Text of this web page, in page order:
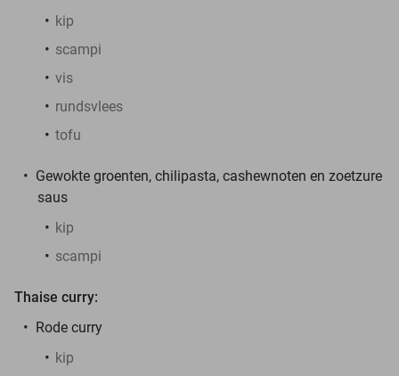
kip
scampi
vis
rundsvlees
tofu
Gewokte groenten, chilipasta, cashewnoten en zoetzure
saus
kip
scampi
Thaise curry:
Rode curry
kip